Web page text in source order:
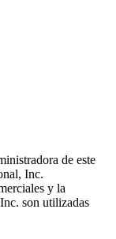
de este
Inc.
y la
son utilizadas